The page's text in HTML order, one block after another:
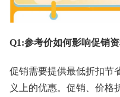
Q1:参考价如何影响促销资
促销需要提供最低折扣节
义上的优惠。促销、价格